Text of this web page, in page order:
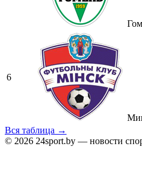
6
Вся таблица →
© 2026 24sport.by — новости